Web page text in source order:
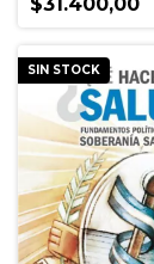
SIN STOCK